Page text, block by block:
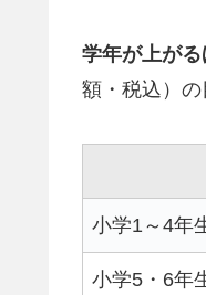
学年が上がる
額・税込）の
小学1～4年
小学5・6年